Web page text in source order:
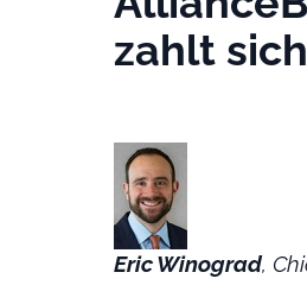
zahlt
Eric Winograd,